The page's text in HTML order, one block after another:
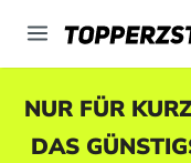
springen
NUR FÜR
DAS